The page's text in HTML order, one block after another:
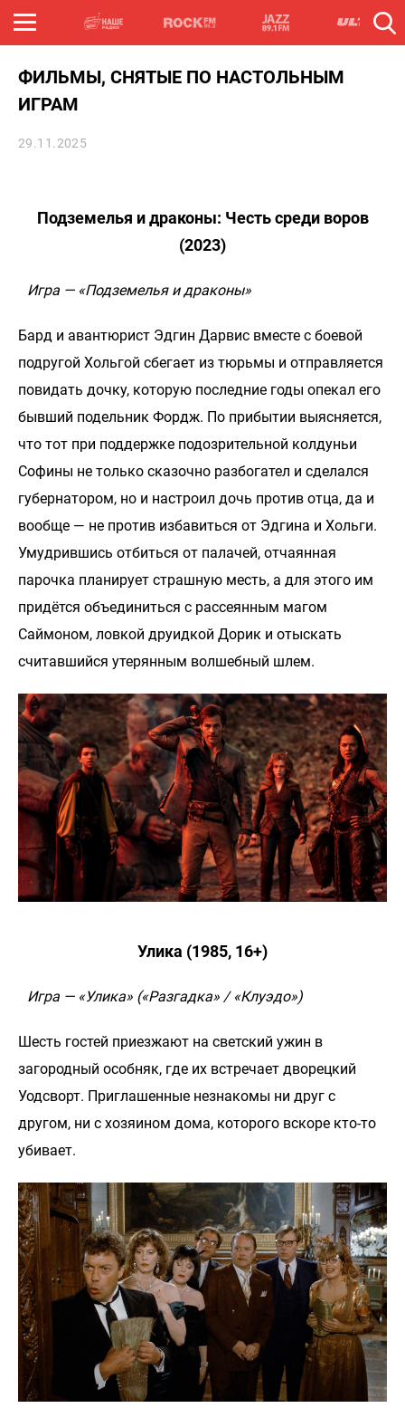
ФИЛЬМЫ, СНЯТЫЕ ПО НАСТОЛЬНЫМ
ИГРАМ
29.11.2025
Подземелья и драконы: Честь среди воров
(2023)
Игра — «Подземелья и драконы»
Бард и авантюрист Эдгин Дарвис вместе с боевой
подругой Хольгой сбегает из тюрьмы и отправляется
повидать дочку, которую последние годы опекал его
бывший подельник Фордж. По прибытии выясняется,
что тот при поддержке подозрительной колдуньи
Софины не только сказочно разбогател и сделался
губернатором, но и настроил дочь против отца, да и
вообще — не против избавиться от Эдгина и Хольги.
Умудрившись отбиться от палачей, отчаянная
парочка планирует страшную месть, а для этого им
придётся объединиться с рассеянным магом
Саймоном, ловкой друидкой Дорик и отыскать
считавшийся утерянным волшебный шлем.
Улика (1985, 16+)
Игра — «Улика» («Разгадка» / «Клуэдо»)
Шесть гостей приезжают на светский ужин в
загородный особняк, где их встречает дворецкий
Уодсворт. Приглашенные незнакомы ни друг с
другом, ни с хозяином дома, которого вскоре кто-то
убивает.